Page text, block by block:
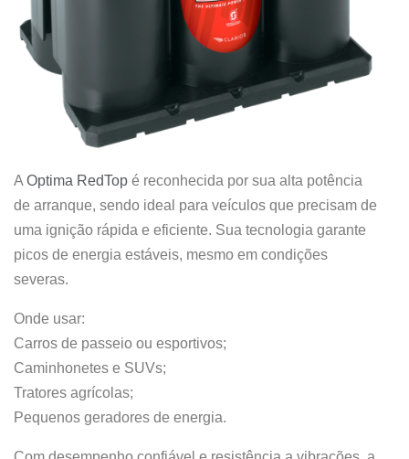
A Optima RedTop é reconhecida por sua alta potência
de arranque, sendo ideal para veículos que precisam de
uma ignição rápida e eficiente. Sua tecnologia garante
picos de energia estáveis, mesmo em condições
severas.
Onde usar:
Carros de passeio ou esportivos;
Caminhonetes e SUVs;
Tratores agrícolas;
Pequenos geradores de energia.